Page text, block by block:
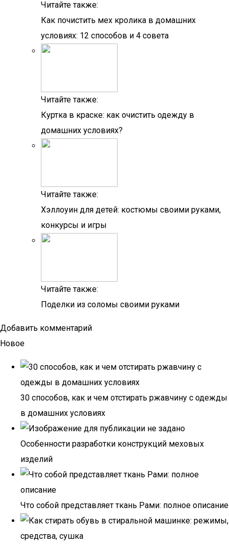
Читайте также:
Как почистить мех кролика в домашних
условиях: 12 способов и 4 совета
Читайте также:
Куртка в краске: как очистить одежду в
домашних условиях?
Читайте также:
Хэллоуин для детей: костюмы своими руками,
конкурсы и игры
Читайте также:
Поделки из соломы своими руками
Добавить комментарий
Новое
30 способов, как и чем отстирать ржавчину с одежды
в домашних условиях
Особенности разработки конструкций меховых
изделий
Что собой представляет ткань Рами: полное описание